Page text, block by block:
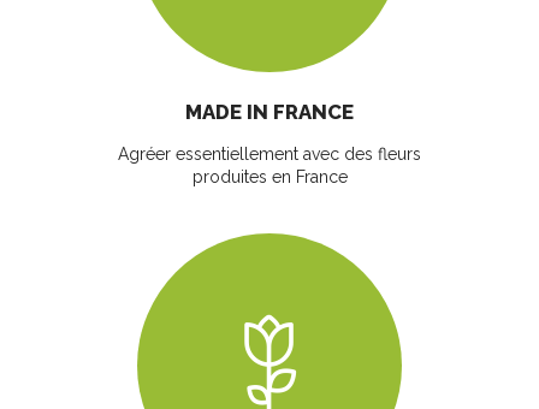
MADE IN FRANCE
Agréer essentiellement avec des fleurs
produites en France